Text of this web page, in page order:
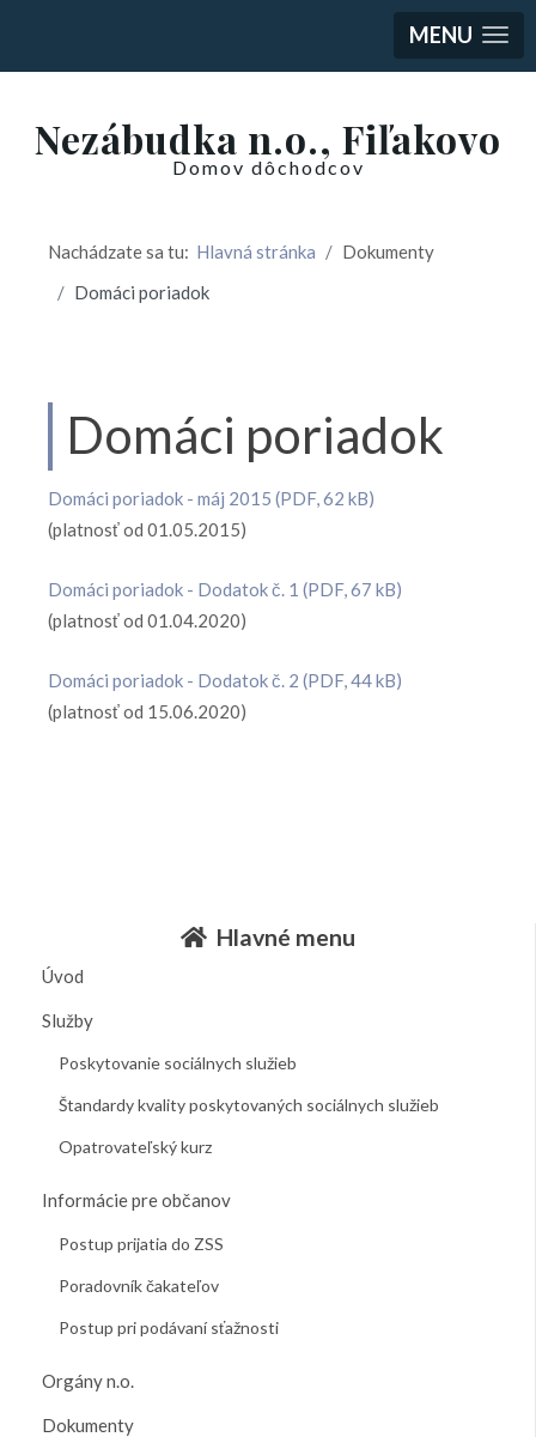
MENU
Nezábudka n.o., Fiľakovo
Domov dôchodcov
Nachádzate sa tu: Hlavná stránka
Dokumenty
Domáci poriadok
Hlavné menu
Úvod
Služby
Poskytovanie sociálnych služieb
Štandardy kvality poskytovaných sociálnych služieb
Opatrovateľský kurz
Informácie pre občanov
Postup prijatia do ZSS
Poradovník čakateľov
Postup pri podávaní sťažnosti
Orgány n.o.
Dokumenty
Domáci poriadok
Domáci poriadok - máj 2015 (PDF, 62 kB)
(platnosť od 01.05.2015)
Domáci poriadok - Dodatok č. 1 (PDF, 67 kB)
(platnosť od 01.04.2020)
Domáci poriadok - Dodatok č. 2 (PDF, 44 kB)
(platnosť od 15.06.2020)